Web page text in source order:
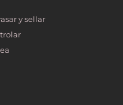
y sellar